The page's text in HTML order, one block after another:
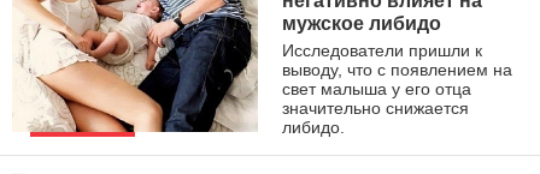
мужское либидо
Исследователи пришли к
выводу, что с появлением на
свет малыша у его отца
значительно снижается
либидо.